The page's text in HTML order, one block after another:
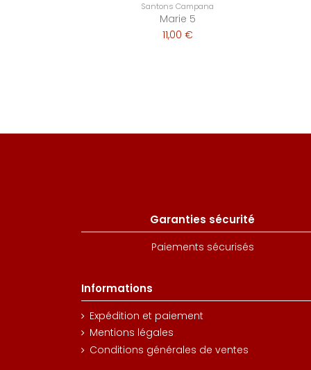
Santons Campana
Marie 5
11,00 €
Garanties sécurité
Paiements sécurisés
Informations
Expédition et paiement
Mentions légales
Conditions générales de ventes